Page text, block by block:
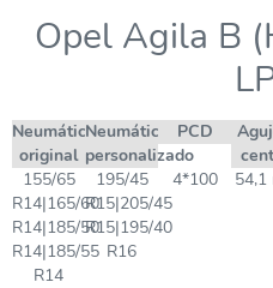
Opel Agila B
Neumático
original
Neumático
personalizado
PCD
155/65
R14|165/60
R14|185/50
R14|185/55
R14
195/45
R15|205/45
R15|195/40
R16
4*100 54,1